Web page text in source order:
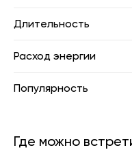
Длительность
Расход энергии
Популярность
Где можно